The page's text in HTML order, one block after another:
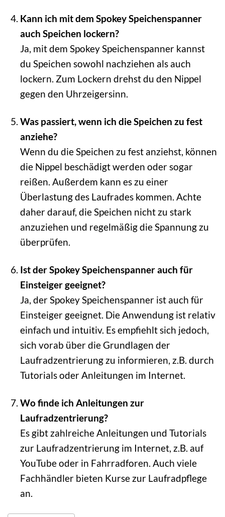
Kann ich mit dem Spokey Speichenspanner
auch Speichen lockern?
Ja, mit dem Spokey Speichenspanner kannst
du Speichen sowohl nachziehen als auch
lockern. Zum Lockern drehst du den Nippel
gegen den Uhrzeigersinn.
Was passiert, wenn ich die Speichen zu fest
anziehe?
Wenn du die Speichen zu fest anziehst, können
die Nippel beschädigt werden oder sogar
reißen. Außerdem kann es zu einer
Überlastung des Laufrades kommen. Achte
daher darauf, die Speichen nicht zu stark
anzuziehen und regelmäßig die Spannung zu
überprüfen.
Ist der Spokey Speichenspanner auch für
Einsteiger geeignet?
Ja, der Spokey Speichenspanner ist auch für
Einsteiger geeignet. Die Anwendung ist relativ
einfach und intuitiv. Es empfiehlt sich jedoch,
sich vorab über die Grundlagen der
Laufradzentrierung zu informieren, z.B. durch
Tutorials oder Anleitungen im Internet.
Wo finde ich Anleitungen zur
Laufradzentrierung?
Es gibt zahlreiche Anleitungen und Tutorials
zur Laufradzentrierung im Internet, z.B. auf
YouTube oder in Fahrradforen. Auch viele
Fachhändler bieten Kurse zur Laufradpflege
an.